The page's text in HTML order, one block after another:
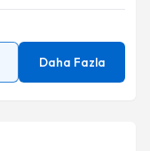
Daha Fazla